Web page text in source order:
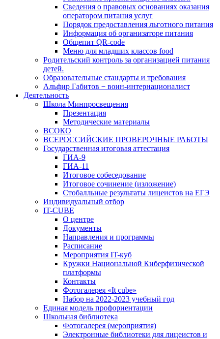
Сведения о правовых основаниях оказания
оператором питания услуг
Порядок предоставления льготного питания
Информация об организаторе питания
Общепит QR-code
Меню для младших классов food
Родительский контроль за организацией питания
детей.
Образовательные стандарты и требования
Альфир Габитов − воин-интернационалист
Деятельность
Школа Минпросвещения
Презентация
Методические материалы
ВСОКО
ВСЕРОССИЙСКИЕ ПРОВЕРОЧНЫЕ РАБОТЫ
Государственная итоговая аттестация
ГИА-9
ГИА-11
Итоговое собеседование
Итоговое сочинение (изложение)
Стобалльные результаты лицеистов на ЕГЭ
Индивидуальный отбор
IT-CUBE
О центре
Документы
Направления и программы
Расписание
Мероприятия IT-куб
Кружки Национальной Киберфизической
платформы
Контакты
Фотогалерея «It cube»
Набор на 2022-2023 учебный год
Единая модель профориентации
Школьная библиотека
Фотогалерея (мероприятия)
Электронные библиотеки для лицеистов и